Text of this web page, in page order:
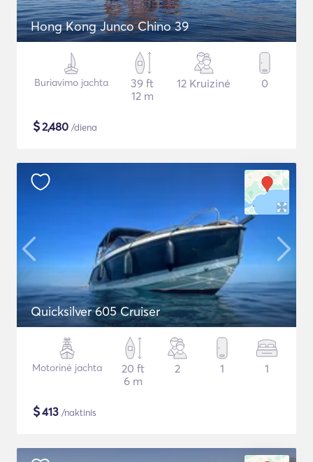
Hong Kong Junco Chino 39
Buriavimo jachta
39 ft
12 m
12 Kruizinė 0
$2,480 /diena
Quicksilver 605 Cruiser
Motorinė jachta
20 ft
6 m
2 1 1
$413 /naktinis